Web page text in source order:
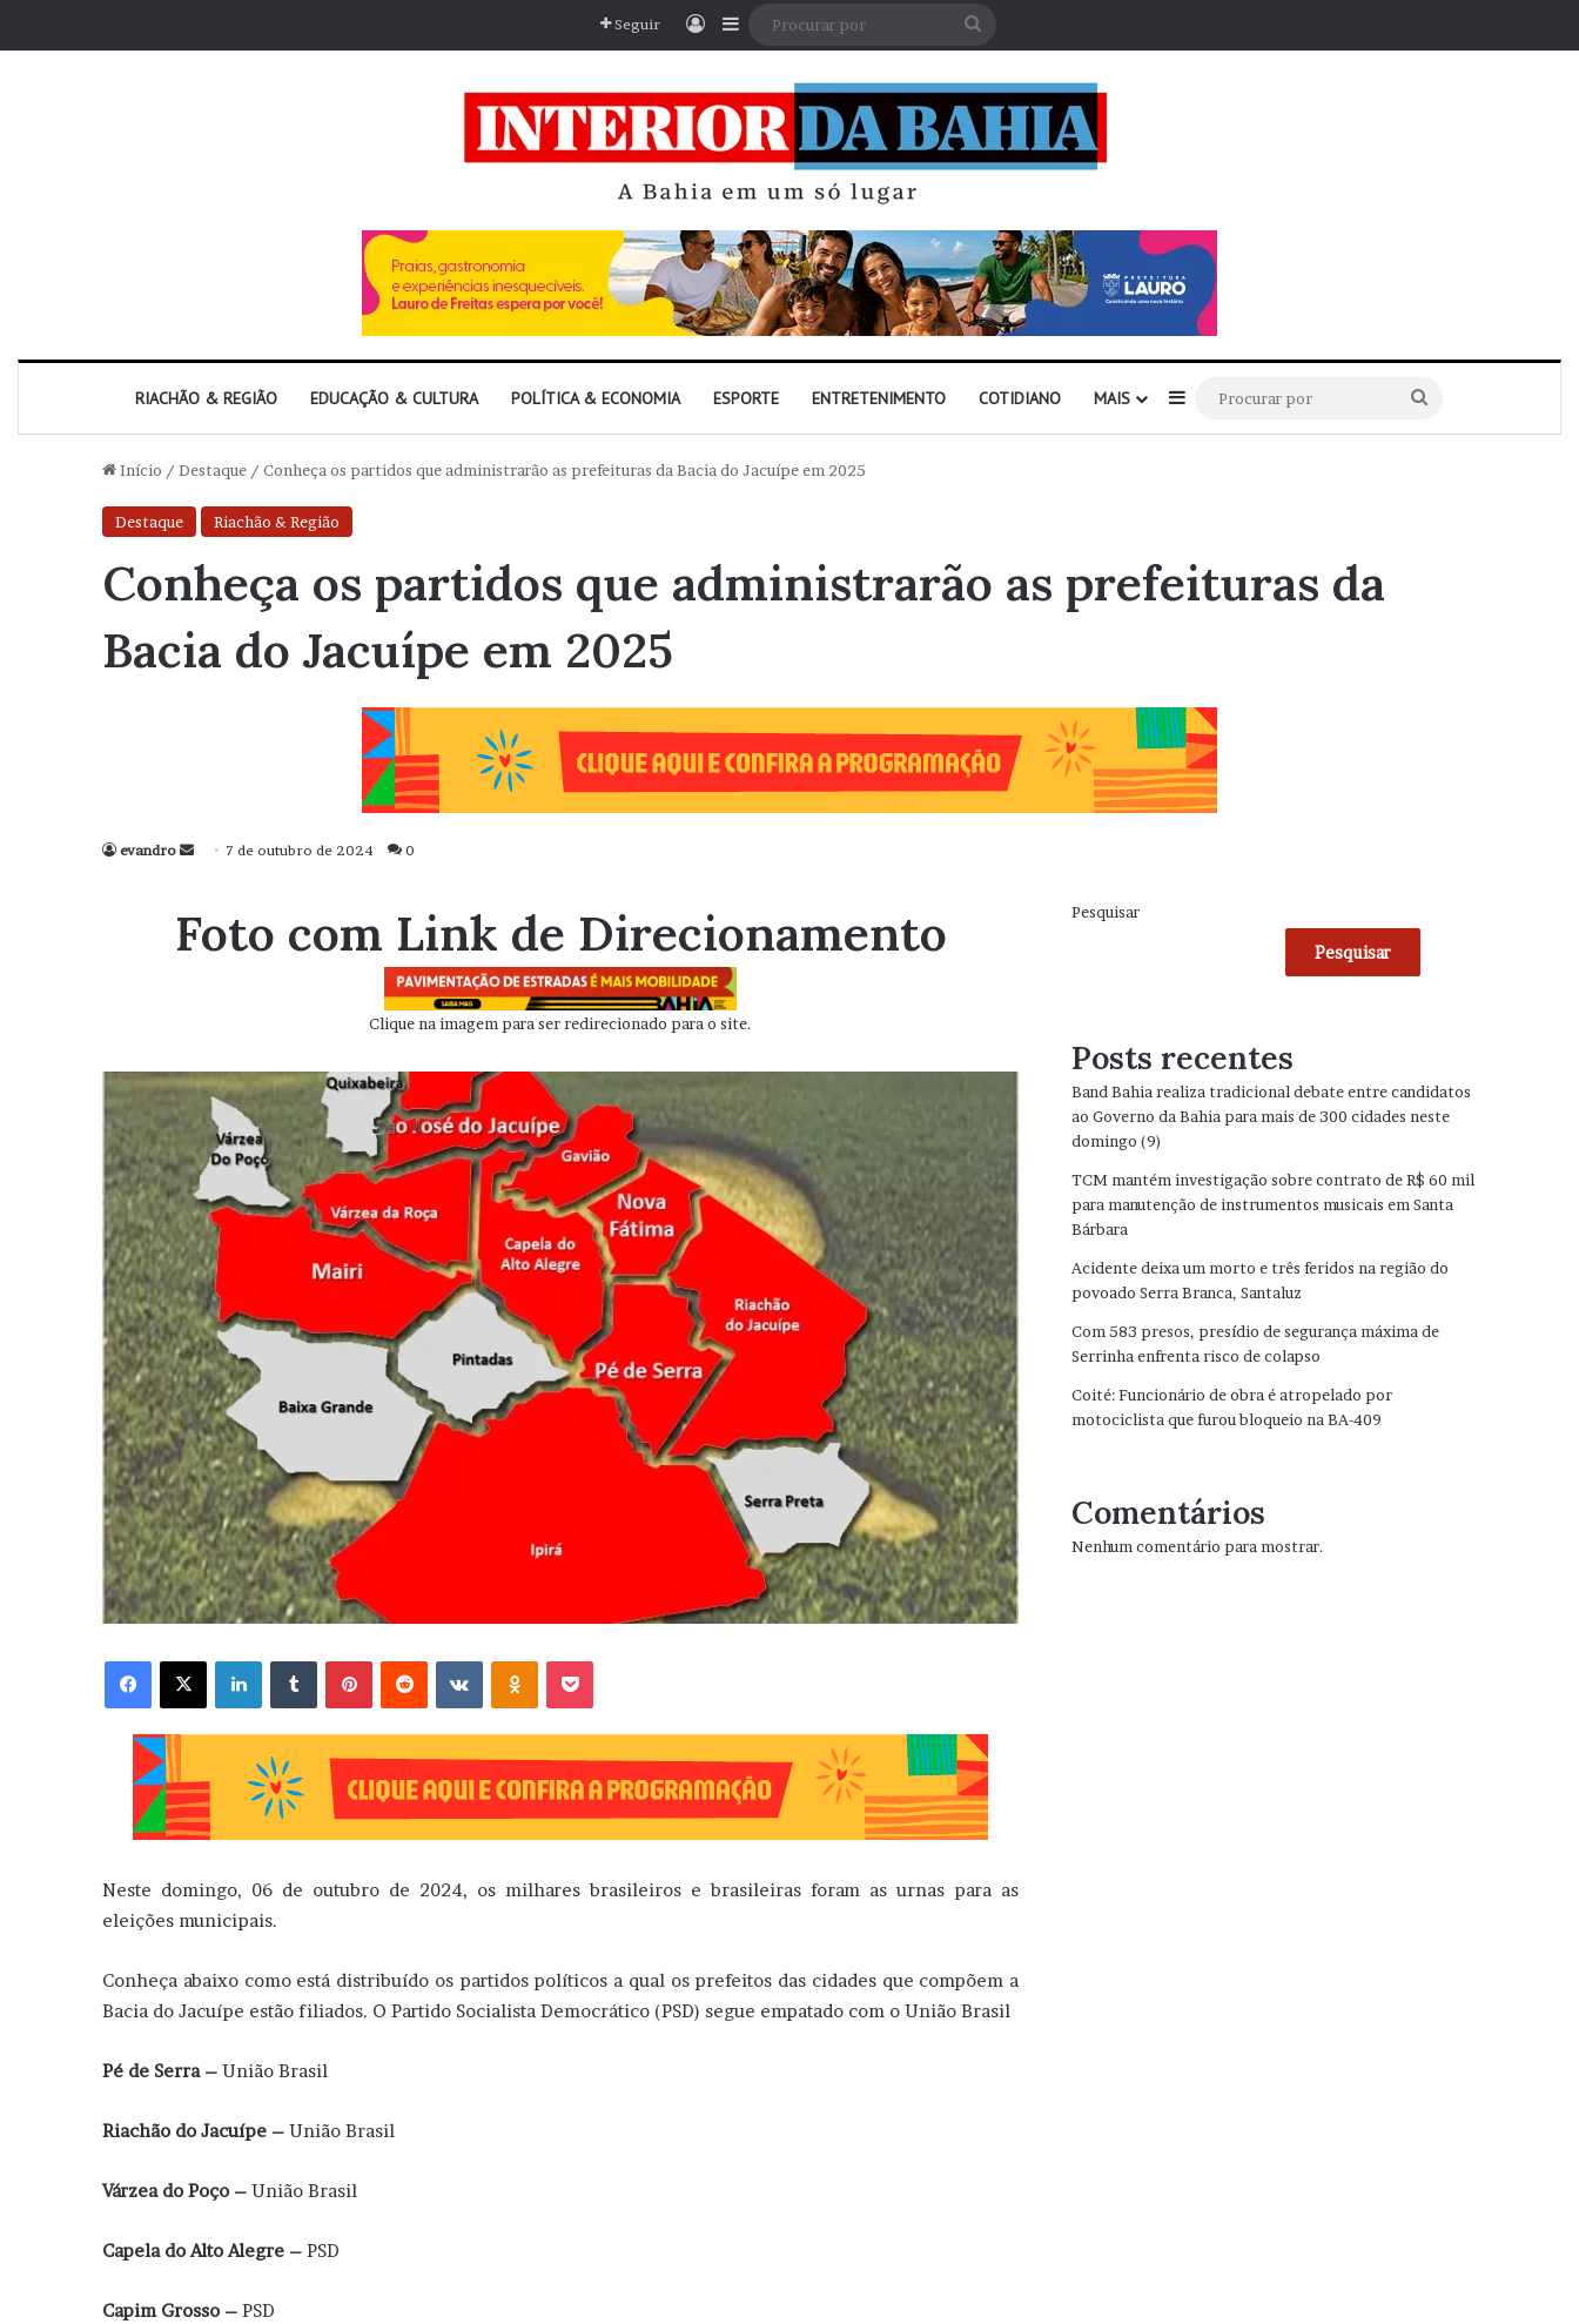
Seguir EntrarBarra Lateral
RIACHÃO & REGIÃO EDUCAÇÃO & CULTURA POLÍTICA & ECONOMIA ESPORTE ENTRETENIMENTO COTIDIANO MAIS Barra Lateral
por
Início / Destaque / Conheça os partidos que administrarão as prefeituras da Bacia do Jacuípe em 2025
Destaque Riachão & Região
Conheça os partidos que administrarão as prefeituras da
Bacia do Jacuípe em 2025
evandro
Mande
mail
7 de outubro de 2024 0
Foto com Link de Direcionamento
Clique na imagem para ser redirecionado para o site.
Facebook X Linkedin VK OK
Neste domingo, 06 de outubro de 2024, os milhares brasileiros e brasileiras foram as urnas para as
eleições municipais.
Conheça abaixo como está distribuído os partidos políticos a qual os prefeitos das cidades que compõem a
Bacia do Jacuípe estão filiados. O Partido Socialista Democrático (PSD) segue empatado com o União Brasil
Pé de Serra – União Brasil
Riachão do Jacuípe – União Brasil
Várzea do Poço – União Brasil
Capela do Alto Alegre – PSD
Capim Grosso – PSD
Pesquisar
Pesquisar
Posts recentes
Band Bahia realiza tradicional debate entre candidatos
ao Governo da Bahia para mais de 300 cidades neste
domingo (9)
TCM mantém investigação sobre contrato de R$ 60 mil
para manutenção de instrumentos musicais em Santa
Bárbara
Acidente deixa um morto e três feridos na região do
povoado Serra Branca, Santaluz
Com 583 presos, presídio de segurança máxima de
Serrinha enfrenta risco de colapso
Coité: Funcionário de obra é atropelado por
motociclista que furou bloqueio na BA-409
Comentários
Nenhum comentário para mostrar.